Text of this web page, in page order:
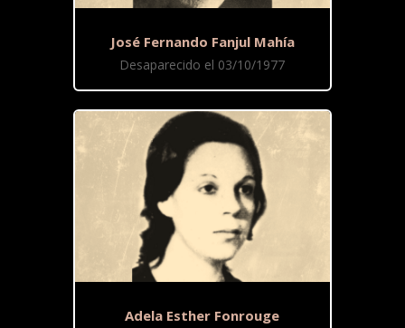
José Fernando Fanjul Mahía
Desaparecido el 03/10/1977
Adela Esther Fonrouge